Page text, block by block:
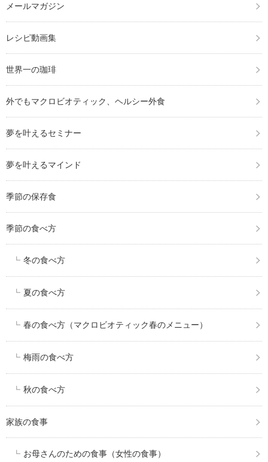
メールマガジン
レシピ動画集
世界一の珈琲
外でもマクロビオティック、ヘルシー外食
夢を叶えるセミナー
夢を叶えるマインド
季節の保存食
季節の食べ方
冬の食べ方
夏の食べ方
春の食べ方（マクロビオティック春のメニュー）
梅雨の食べ方
秋の食べ方
家族の食事
お母さんのための食事（女性の食事）